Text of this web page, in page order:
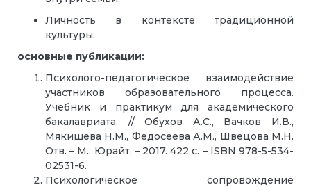
Личность в контексте традиционной
культуры.
основные публикации:
Психолого-педагогическое взаимодействие
участников образовательного процесса.
Учебник и практикум для академического
бакалавриата. // Обухов А.С., Вачков И.В.,
Мякишева Н.М., Федосеева А.М., Швецова М.Н.
Отв. – М.: Юрайт. – 2017. 422 с. – ISBN 978-5-534-
02531-6.
Психологическое сопровождение